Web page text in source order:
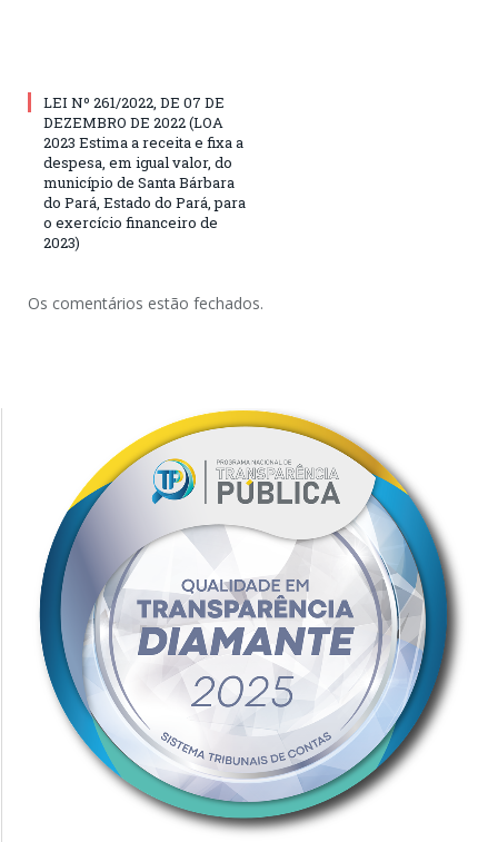
LEI Nº 261/2022, DE 07 DE
DEZEMBRO DE 2022 (LOA
2023 Estima a receita e fixa a
despesa, em igual valor, do
município de Santa Bárbara
do Pará, Estado do Pará, para
o exercício financeiro de
2023)
Os comentários estão fechados.